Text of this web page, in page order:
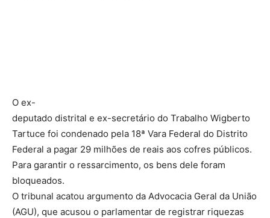
O ex-
deputado distrital e ex-secretário do Trabalho Wigberto
Tartuce foi condenado pela 18ª Vara Federal do Distrito
Federal a pagar 29 milhões de reais aos cofres públicos.
Para garantir o ressarcimento, os bens dele foram
bloqueados.
O tribunal acatou argumento da Advocacia Geral da União
(AGU), que acusou o parlamentar de registrar riquezas